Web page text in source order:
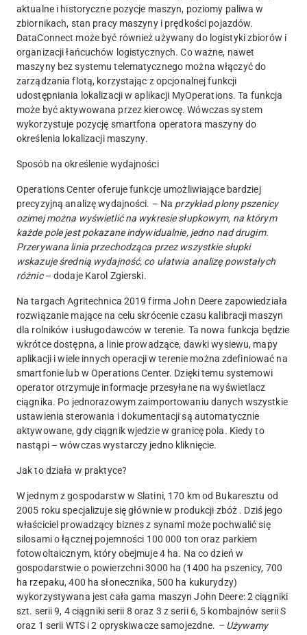
aktualne i historyczne pozycje maszyn, poziomy paliwa w
zbiornikach, stan pracy maszyny i prędkości pojazdów.
DataConnect może być również używany do logistyki zbiorów i
organizacji łańcuchów logistycznych. Co ważne, nawet
maszyny bez systemu telematycznego można włączyć do
zarządzania flotą, korzystając z opcjonalnej funkcji
udostępniania lokalizacji w aplikacji MyOperations. Ta funkcja
może być aktywowana przez kierowcę. Wówczas system
wykorzystuje pozycję smartfona operatora maszyny do
określenia lokalizacji maszyny.
Sposób na określenie wydajności
Operations Center oferuje funkcje umożliwiające bardziej
precyzyjną analizę wydajności. – Na przykład plony pszenicy
ozimej można wyświetlić na wykresie słupkowym, na którym
każde pole jest pokazane indywidualnie, jedno nad drugim.
Przerywana linia przechodząca przez wszystkie słupki
wskazuje średnią wydajność, co ułatwia analizę powstałych
różnic– dodaje Karol Zgierski.
Na targach Agritechnica 2019 firma John Deere zapowiedziała
rozwiązanie mające na celu skrócenie czasu kalibracji maszyn
dla rolników i usługodawców w terenie. Ta nowa funkcja będzie
wkrótce dostępna, a linie prowadzące, dawki wysiewu, mapy
aplikacji i wiele innych operacji w terenie można zdefiniować na
smartfonie lub w Operations Center. Dzięki temu systemowi
operator otrzymuje informacje przesyłane na wyświetlacz
ciągnika. Po jednorazowym zaimportowaniu danych wszystkie
ustawienia sterowania i dokumentacji są automatycznie
aktywowane, gdy ciągnik wjedzie w granicę pola. Kiedy to
nastąpi – wówczas wystarczy jedno kliknięcie.
Jak to działa w praktyce?
W jednym z gospodarstw w Slatini, 170 km od Bukaresztu od
2005 roku specjalizuje się głównie w produkcji zbóż . Dziś jego
właściciel prowadzący biznes z synami może pochwalić się
silosami o łącznej pojemności 100 000 ton oraz parkiem
fotowoltaicznym, który obejmuje 4 ha. Na co dzień w
gospodarstwie o powierzchni 3000 ha (1400 ha pszenicy, 700
ha rzepaku, 400 ha słonecznika, 500 ha kukurydzy)
wykorzystywana jest cała gama maszyn John Deere: 2 ciągniki
szt. serii 9, 4 ciągniki serii 8 oraz 3 z serii 6, 5 kombajnów serii S
oraz 1 serii WTS i 2 opryskiwacze samojezdne. – Używamy